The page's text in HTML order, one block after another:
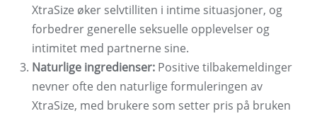
XtraSize øker selvtilliten i intime situasjoner, og
forbedrer generelle seksuelle opplevelser og
intimitet med partnerne sine.
Naturlige ingredienser: Positive tilbakemeldinger
nevner ofte den naturlige formuleringen av
XtraSize, med brukere som setter pris på bruken